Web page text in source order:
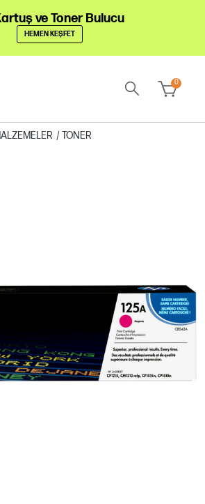
ve Toner Bulucu
HEMEN KEŞFET
0
/TONER